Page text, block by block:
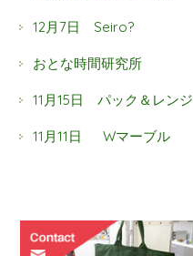
12月7日 Seiro?
おとな時間研究所
11月15日 パック＆レンジ
11月11日 Wマーブル